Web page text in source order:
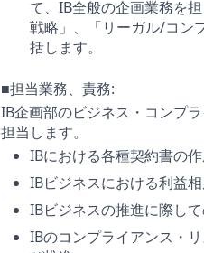
て、IB全般の企画業務を
戦略」、「リーガル/コン
括します。
■担当業務、責務:
IB企画部のビジネス・コンプ
担当します。
IBにおける各種契約書の
IBビジネスにおける利益
IBビジネスの推進に際し
IBのコンプライアンス・